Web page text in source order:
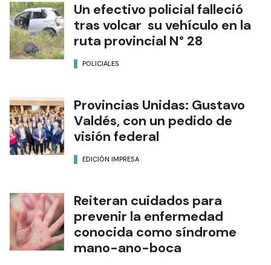
Un efectivo policial falleció
tras volcar su vehículo en la
ruta provincial N° 28
POLICIALES
Provincias Unidas: Gustavo
Valdés, con un pedido de
visión federal
EDICIÓN IMPRESA
Reiteran cuidados para
prevenir la enfermedad
conocida como síndrome
mano-ano-boca